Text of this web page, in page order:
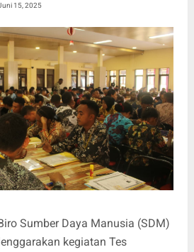
15, 2025
Sumber Daya Manusia (SDM)
kegiatan Tes